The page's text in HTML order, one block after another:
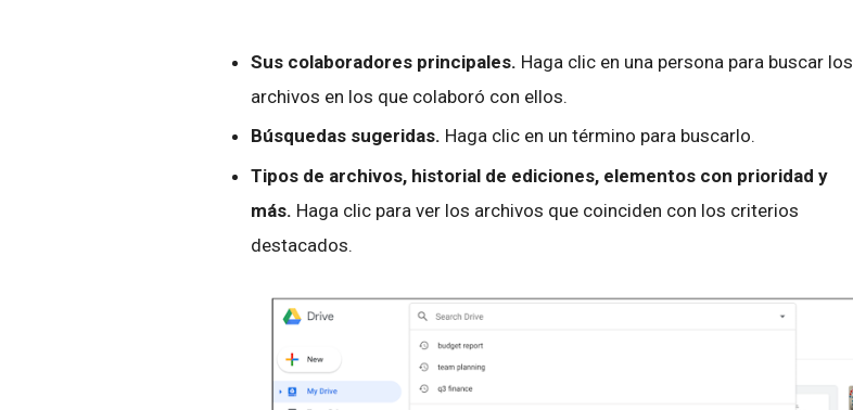
Sus colaboradores principales. Haga clic en una persona para buscar los
archivos en los que colaboró con ellos.
Búsquedas sugeridas. Haga clic en un término para buscarlo.
Tipos de archivos, historial de ediciones, elementos con prioridad y
más. Haga clic para ver los archivos que coinciden con los criterios
destacados.